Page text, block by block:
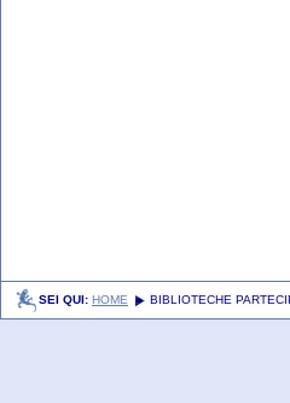
SEI QUI: HOME BIBLIOTECHE